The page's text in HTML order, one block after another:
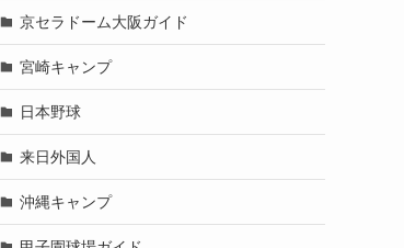
京セラドーム大阪ガイド
宮崎キャンプ
日本野球
来日外国人
沖縄キャンプ